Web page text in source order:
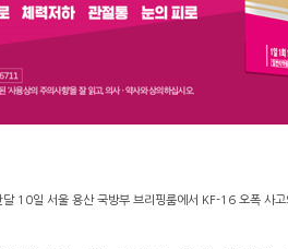
달 10일 서울 용산 국방부 브리핑룸에서 KF-16 오폭 사